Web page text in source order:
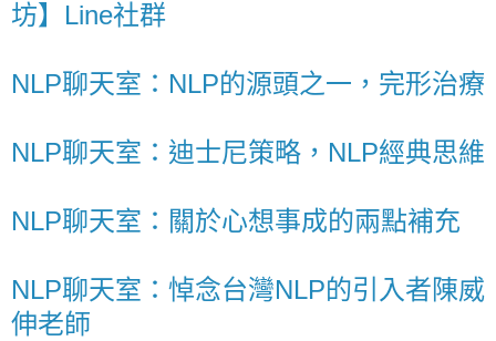
坊】Line社群
NLP聊天室：NLP的源頭之一，完形治療
NLP聊天室：迪士尼策略，NLP經典思維
NLP聊天室：關於心想事成的兩點補充
NLP聊天室：悼念台灣NLP的引入者陳威
伸老師